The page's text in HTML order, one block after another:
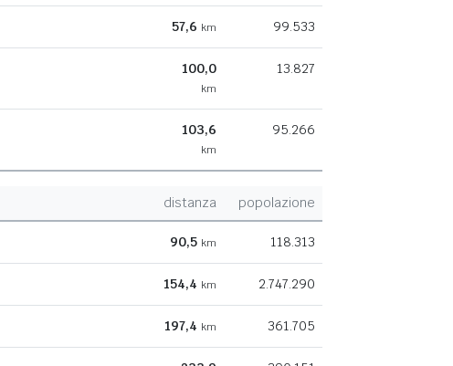
57,6 km 99.533
100,0
km
13.827
103,6
km
95.266
distanza popolazione
90,5 km 118.313
154,4 km 2.747.290
197,4 km 361.705